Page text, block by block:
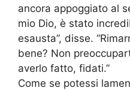
ancora appoggiato al
mio Dio, è stato
esausta”, disse.
bene? Non
averlo fatto, fidati.”
Come se potessi